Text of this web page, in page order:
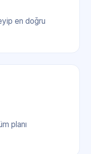
en doğru
planı